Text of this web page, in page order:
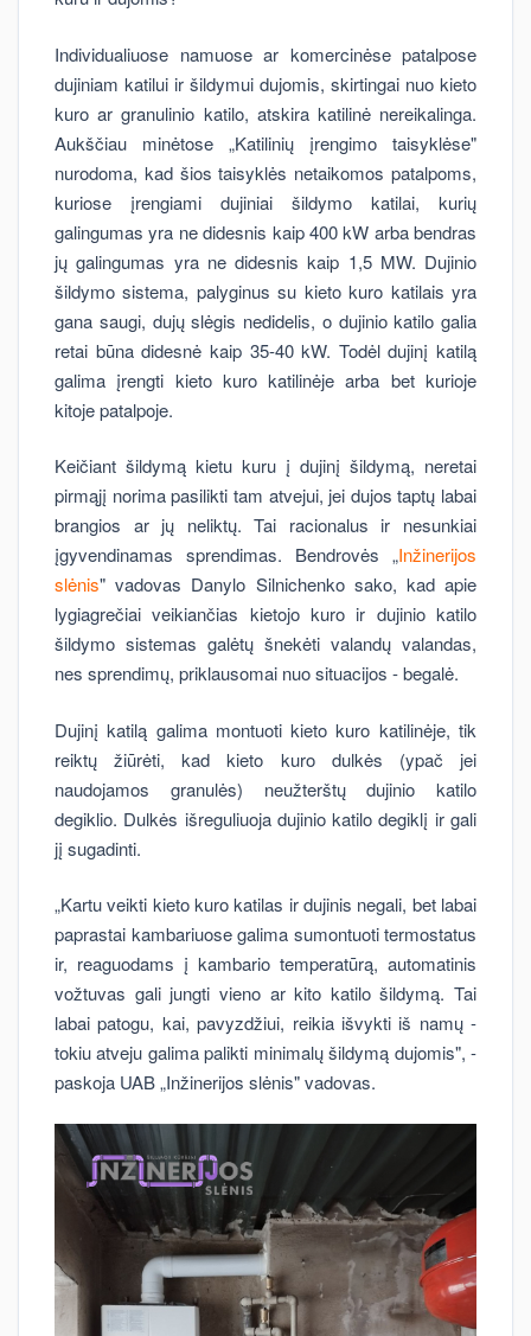
Individualiuose namuose ar komercinėse patalpose
dujiniam katilui ir šildymui dujomis, skirtingai nuo kieto
kuro ar granulinio katilo, atskira katilinė nereikalinga.
Aukščiau minėtose „Katilinių įrengimo taisyklėse"
nurodoma, kad šios taisyklės netaikomos patalpoms,
kuriose įrengiami dujiniai šildymo katilai, kurių
galingumas yra ne didesnis kaip 400 kW arba bendras
jų galingumas yra ne didesnis kaip 1,5 MW. Dujinio
šildymo sistema, palyginus su kieto kuro katilais yra
gana saugi, dujų slėgis nedidelis, o dujinio katilo galia
retai būna didesnė kaip 35-40 kW. Todėl dujinį katilą
galima įrengti kieto kuro katilinėje arba bet kurioje
kitoje patalpoje.
Keičiant šildymą kietu kuru į dujinį šildymą, neretai
pirmąjį norima pasilikti tam atvejui, jei dujos taptų labai
brangios ar jų neliktų. Tai racionalus ir nesunkiai
įgyvendinamas sprendimas. Bendrovės „Inžinerijos
slėnis" vadovas Danylo Silnichenko sako, kad apie
lygiagrečiai veikiančias kietojo kuro ir dujinio katilo
šildymo sistemas galėtų šnekėti valandų valandas,
nes sprendimų, priklausomai nuo situacijos - begalė.
Dujinį katilą galima montuoti kieto kuro katilinėje, tik
reiktų žiūrėti, kad kieto kuro dulkės (ypač jei
naudojamos granulės) neužterštų dujinio katilo
degiklio. Dulkės išreguliuoja dujinio katilo degiklį ir gali
jį sugadinti.
„Kartu veikti kieto kuro katilas ir dujinis negali, bet labai
paprastai kambariuose galima sumontuoti termostatus
ir, reaguodams į kambario temperatūrą, automatinis
vožtuvas gali jungti vieno ar kito katilo šildymą. Tai
labai patogu, kai, pavyzdžiui, reikia išvykti iš namų -
tokiu atveju galima palikti minimalų šildymą dujomis", -
paskoja UAB „Inžinerijos slėnis" vadovas.